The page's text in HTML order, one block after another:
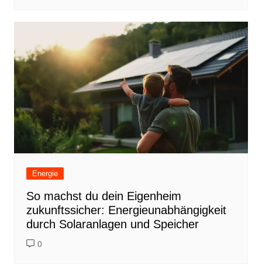
Energie
So machst du dein Eigenheim
zukunftssicher: Energieunabhängigkeit
durch Solaranlagen und Speicher
0